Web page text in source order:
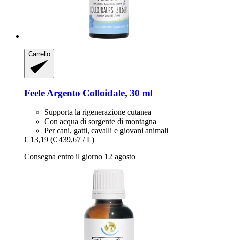
Carrello
Feele Argento Colloidale, 30 ml
Supporta la rigenerazione cutanea
Con acqua di sorgente di montagna
Per cani, gatti, cavalli e giovani animali
€ 13,19 (€ 439,67 / L)
Consegna entro il giorno 12 agosto